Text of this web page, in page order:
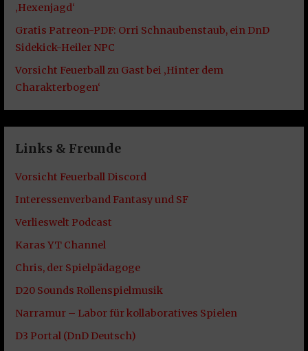
‚Hexenjagd‘
Gratis Patreon-PDF: Orri Schnaubenstaub, ein DnD
Sidekick-Heiler NPC
Vorsicht Feuerball zu Gast bei ‚Hinter dem
Charakterbogen‘
Links & Freunde
Vorsicht Feuerball Discord
Interessenverband Fantasy und SF
Verlieswelt Podcast
Karas YT Channel
Chris, der Spielpädagoge
D20 Sounds Rollenspielmusik
Narramur – Labor für kollaboratives Spielen
D3 Portal (DnD Deutsch)